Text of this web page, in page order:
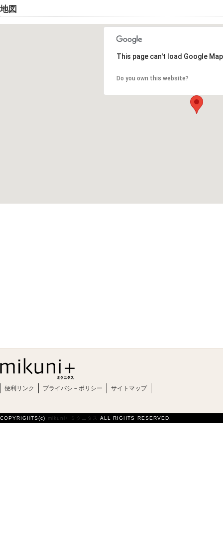
地図
This page can't load Google
Do you own this website?
便利リンク プライバシ－ポリシー サイトマップ
COPYRIGHTS(c) mikuni+ ミクニタス ALL RIGHTS RESERVED.